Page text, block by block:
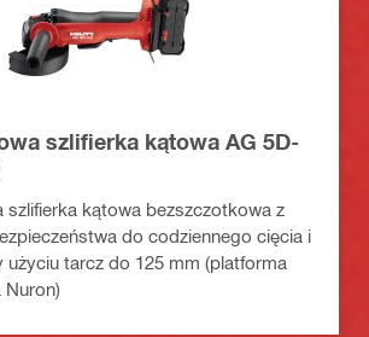
szlifierka kątowa AG 5D-
szlifierka kątowa bezszczotkowa z
do codziennego cięcia i
użyciu tarcz do 125 mm (platforma
Nuron)